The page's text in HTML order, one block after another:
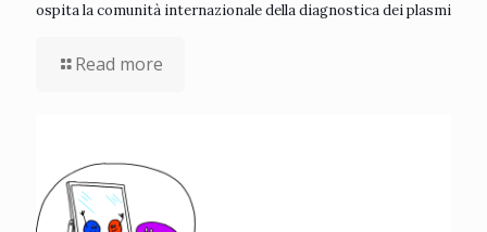
ospita la comunità internazionale della diagnostica dei plasmi
Read more